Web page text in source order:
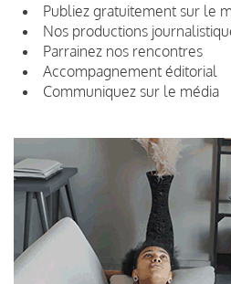
Publiez gratuitement sur le
Nos productions
Parrainez nos rencontres
Accompagnement éditorial
Communiquez sur le média